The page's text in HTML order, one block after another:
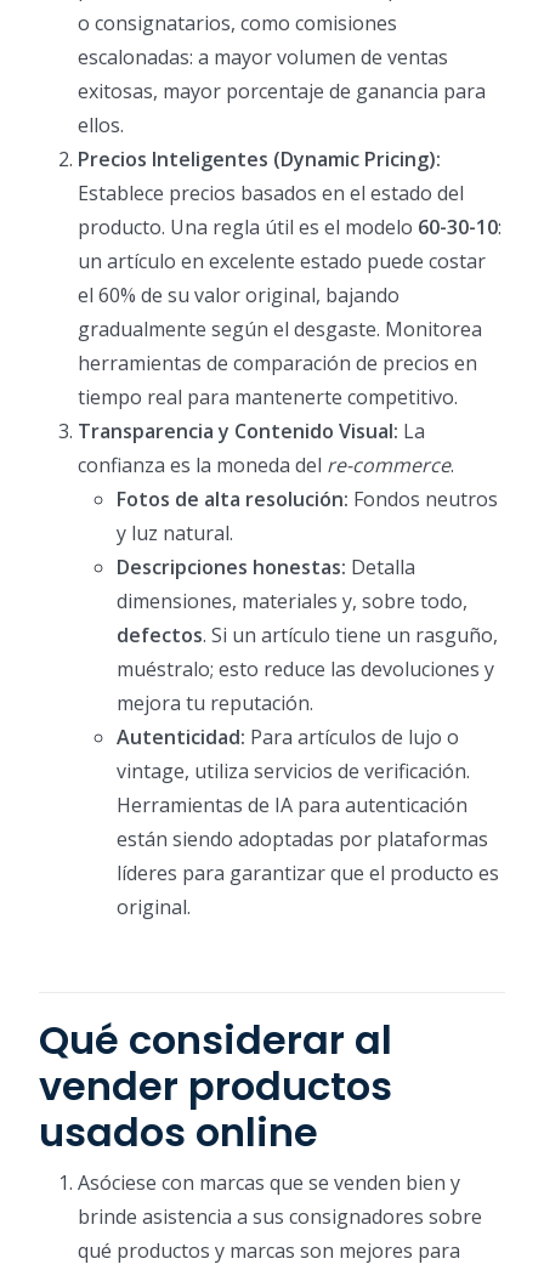
o consignatarios, como comisiones
escalonadas: a mayor volumen de ventas
exitosas, mayor porcentaje de ganancia para
ellos.
Precios Inteligentes (Dynamic Pricing):
Establece precios basados en el estado del
producto. Una regla útil es el modelo 60-30-10:
un artículo en excelente estado puede costar
el 60% de su valor original, bajando
gradualmente según el desgaste. Monitorea
herramientas de comparación de precios en
tiempo real para mantenerte competitivo.
Transparencia y Contenido Visual: La
confianza es la moneda del re-commerce.
Fotos de alta resolución: Fondos neutros
y luz natural.
Descripciones honestas: Detalla
dimensiones, materiales y, sobre todo,
defectos. Si un artículo tiene un rasguño,
muéstralo; esto reduce las devoluciones y
mejora tu reputación.
Autenticidad: Para artículos de lujo o
vintage, utiliza servicios de verificación.
Herramientas de IA para autenticación
están siendo adoptadas por plataformas
líderes para garantizar que el producto es
original.
Qué considerar al
vender productos
usados online
Asóciese con marcas que se venden bien y
brinde asistencia a sus consignadores sobre
qué productos y marcas son mejores para